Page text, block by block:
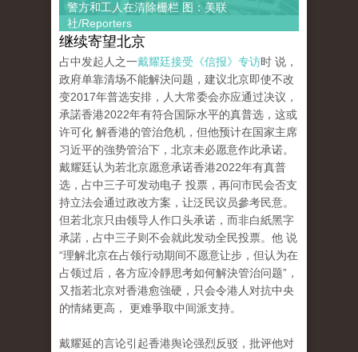
警方和工人在清除栅栏 图：美联
社/Reporters
继续寄望北京
占中发起人之一戴耀廷接受《信报》专访时 说，
政府单靠清场不能解決问题，建议北京即使不改
变2017年普选安排，人大常委会亦应通过决议，
承諾香港2022年有符合国际水平的真普选，这或
许可化 解香港的管治危机，但他预计在国家主席
习近平的強势管治下，北京未必愿意作此承诺。
戴耀廷认为若北京愿意承诺香港2022年有真普
选，占中三子可发动电子 投票，再问市民会否支
持立法会通过政改方案，让泛民议员參考民意。
但若北京只由领导人作口头承诺，而非白紙黑字
承諾，占中三子则不会就此发动全民投票。他 说
“理解北京在占领行动期间不愿意让步，但认为在
占领过后，各方应冷靜思考如何解決管治问题”，
又指若北京对香港愈強硬，只会令港人对抗中央
的情緒更高， 更难爭取中间派支持。
戴耀延的言论引起香港舆论强烈反驳，批评他对